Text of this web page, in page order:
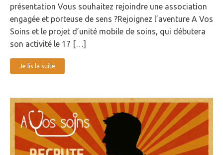
présentation Vous souhaitez rejoindre une association
engagée et porteuse de sens ?Rejoignez l’aventure A Vos
Soins et le projet d’unité mobile de soins, qui débutera
son activité le 17 […]
Je lis la suite